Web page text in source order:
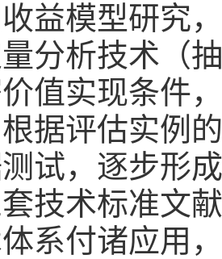
益模型研究
分析技术（
值实现条件
据评估实例
试，逐步形
技术标准文
系付诸应用